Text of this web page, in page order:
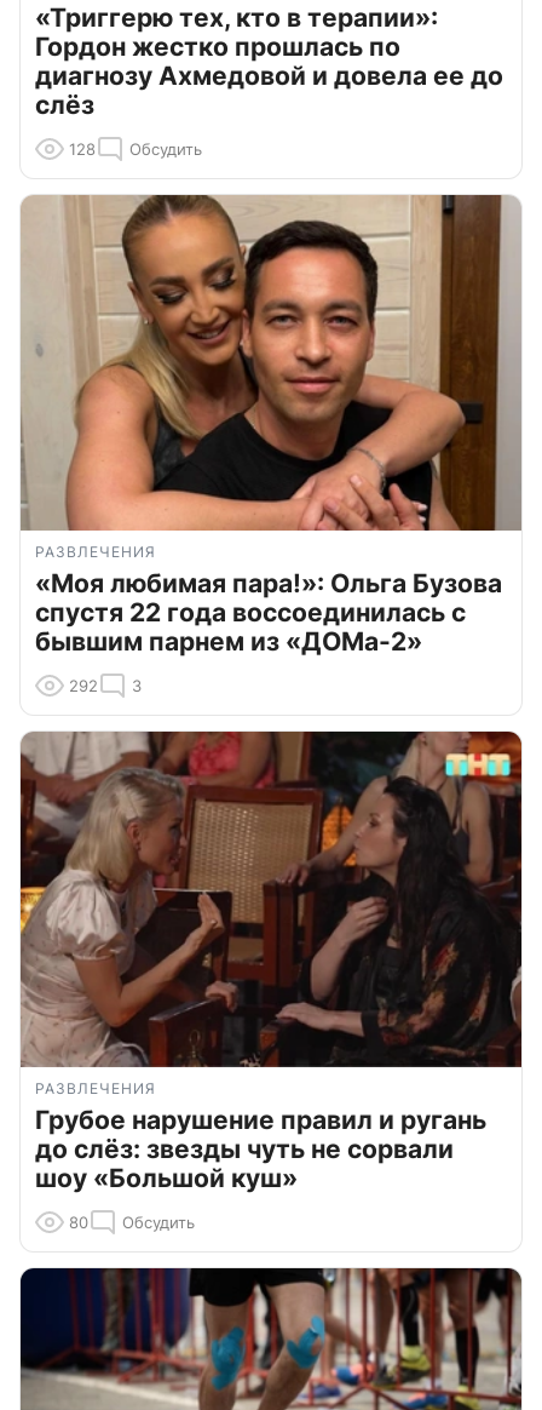
«Триггерю тех, кто в терапии»:
Гордон жестко прошлась по
диагнозу Ахмедовой и довела ее до
слёз
128 Обсудить
РАЗВЛЕЧЕНИЯ
«Моя любимая пара!»: Ольга Бузова
спустя 22 года воссоединилась с
бывшим парнем из «ДОМа-2»
292 3
РАЗВЛЕЧЕНИЯ
Грубое нарушение правил и ругань
до слёз: звезды чуть не сорвали
шоу «Большой куш»
80 Обсудить